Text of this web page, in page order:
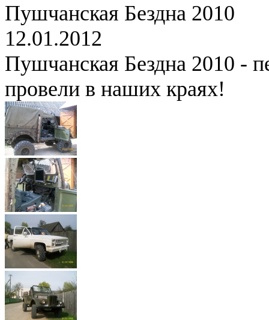
Пушчанская Бездна 2010
12.01.2012
Пушчанская Бездна 2010 -
провели в наших краях!